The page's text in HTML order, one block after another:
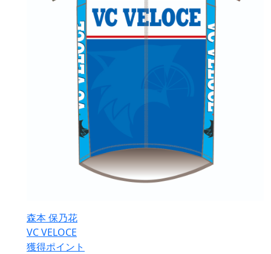
森本 保乃花
VC VELOCE
獲得ポイント